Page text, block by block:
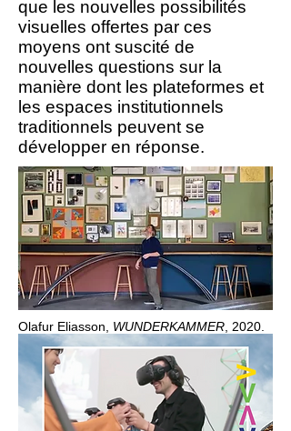
que les nouvelles possibilités
visuelles offertes par ces
moyens ont suscité de
nouvelles questions sur la
manière dont les plateformes et
les espaces institutionnels
traditionnels peuvent se
développer en réponse.
Olafur Eliasson, WUNDERKAMMER , 2020.